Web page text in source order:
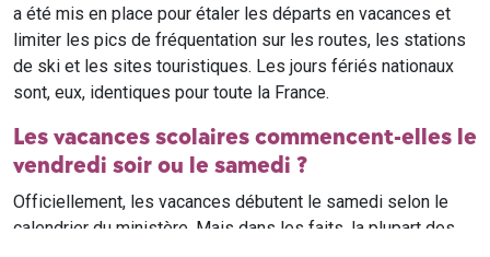
a été mis en place pour étaler les départs en vacances et
limiter les pics de fréquentation sur les routes, les stations
de ski et les sites touristiques. Les jours fériés nationaux
sont, eux, identiques pour toute la France.
Les vacances scolaires commencent-elles le
vendredi soir ou le samedi ?
Officiellement, les vacances débutent le samedi selon le
calendrier du ministère. Mais dans les faits, la plupart des